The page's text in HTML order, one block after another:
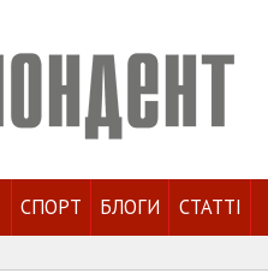
СПОРТ БЛОГИ СТАТТІ